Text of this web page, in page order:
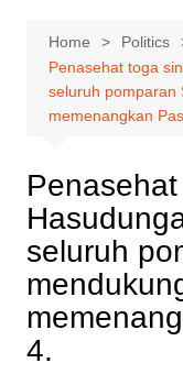
Home
Politics
Penasehat toga
seluruh pomparan
memenangkan
seluruh
4.